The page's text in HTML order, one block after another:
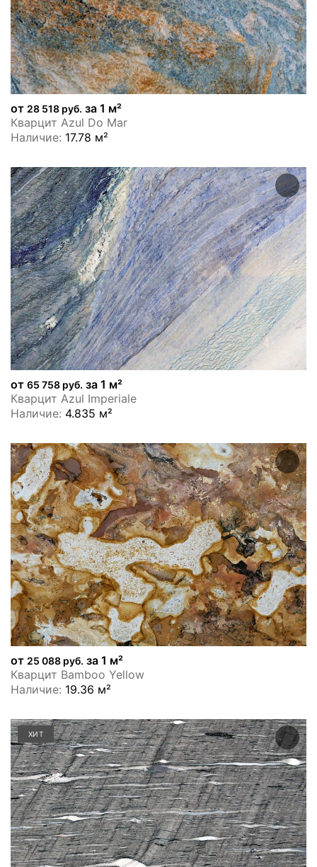
от 28 518 руб. за 1 м²
Кварцит Azul Do Mar
Наличие: 17.78 м²
от 65 758 руб. за 1 м²
Кварцит Azul Imperiale
Наличие: 4.835 м²
от 25 088 руб. за 1 м²
Кварцит Bamboo Yellow
Наличие: 19.36 м²
ХИТ